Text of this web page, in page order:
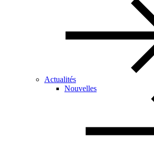
Actualités
Nouvelles